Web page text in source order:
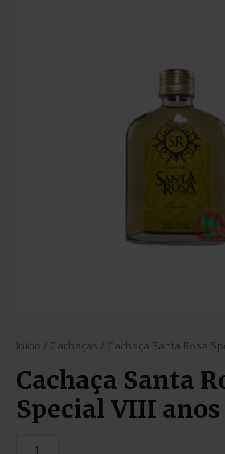
Início / Cachaças / Cachaça Santa Rosa
Cachaça Santa
Special VIII